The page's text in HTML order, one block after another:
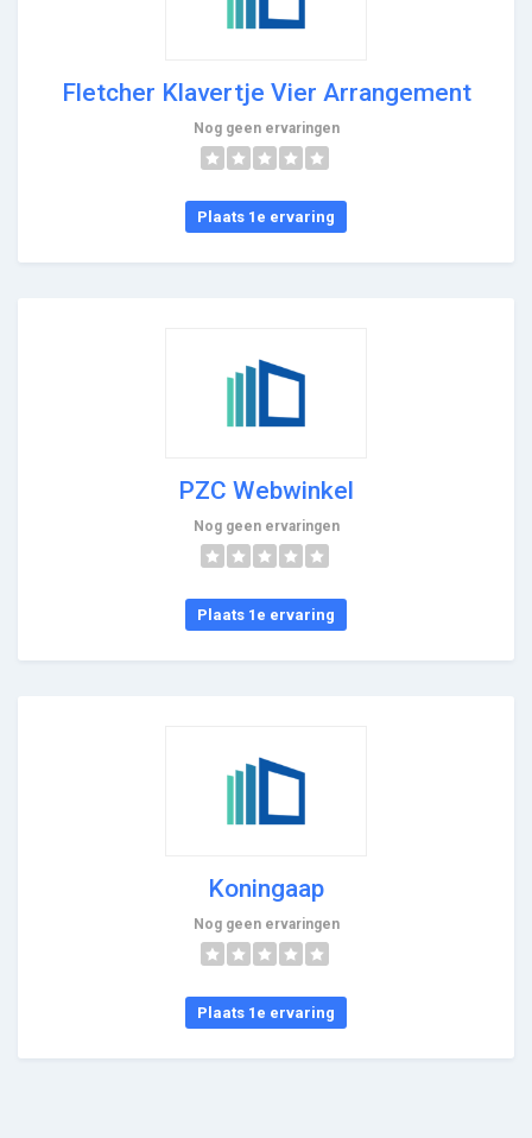
Fletcher Klavertje Vier Arrangement
Nog geen ervaringen
Plaats 1e ervaring
PZC Webwinkel
Nog geen ervaringen
Plaats 1e ervaring
Koningaap
Nog geen ervaringen
Plaats 1e ervaring